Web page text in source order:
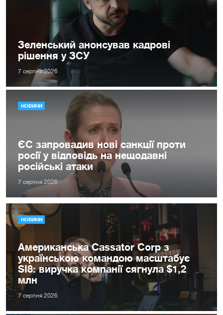
Зеленський анонсував кадрові
рішення у ЗСУ
7 серпня 2026
НОВИНИ
ЄС запровадив нові санкції проти
росії у відповідь на нещодавні
російські атаки
7 серпня 2026
НОВИНИ
Американська Cassator Corp з
українською командою масштабує
SI8: виручка компанії сягнула $1,2
млн
7 серпня 2026